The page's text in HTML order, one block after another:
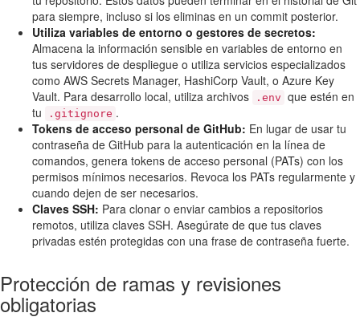
para siempre, incluso si los eliminas en un commit posterior.
Utiliza variables de entorno o gestores de secretos:
Almacena la información sensible en variables de entorno en
tus servidores de despliegue o utiliza servicios especializados
como AWS Secrets Manager, HashiCorp Vault, o Azure Key
Vault. Para desarrollo local, utiliza archivos
.env que estén en
tu
.gitignore .
Tokens de acceso personal de GitHub: En lugar de usar tu
contraseña de GitHub para la autenticación en la línea de
comandos, genera tokens de acceso personal (PATs) con los
permisos mínimos necesarios. Revoca los PATs regularmente y
cuando dejen de ser necesarios.
Claves SSH: Para clonar o enviar cambios a repositorios
remotos, utiliza claves SSH. Asegúrate de que tus claves
privadas estén protegidas con una frase de contraseña fuerte.
Protección de ramas y revisiones
obligatorias